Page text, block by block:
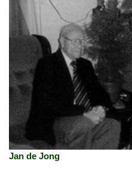
Jan de Jong